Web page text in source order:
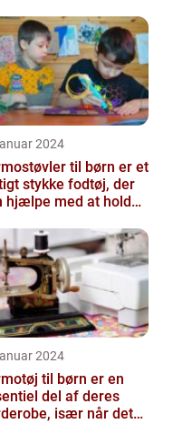
2024
til børn er et
stykke fodtøj, der
hjælpe med at holde
2024
til børn er en
del af deres
især når det